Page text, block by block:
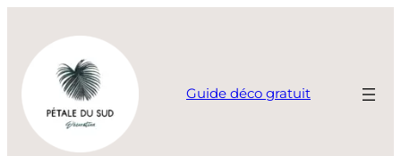
contenu
Guide déco gratuit